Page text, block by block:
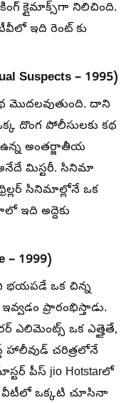
క్లైమాక్స్‌గా నిలిచింది.
ఇది రెంట్ కు
Suspects – 1995)
మొదలవుతుంది. దాని
దొంగ పోలీసులకు కథ
ఉన్న అంతర్జాతీయ
మిస్టరీ. సినిమా
సినిమాల్లోనే ఒక
అద్దెకు
– 1999)
భయపడే ఒక చిన్న
ప్రారంభిస్తాడు.
ఎలిమెంట్స్ ఒక ఎత్తైతే,
హాలీవుడ్ చరిత్రలోనే
పీస్ jio Hotstarలో
వీటీలో ఒక్కటి చూసినా